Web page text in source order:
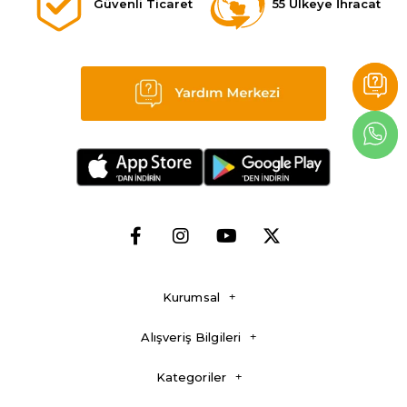
Güvenli Ticaret 55 Ülkeye İhracat
Kurumsal
Alışveriş Bilgileri
Kategoriler